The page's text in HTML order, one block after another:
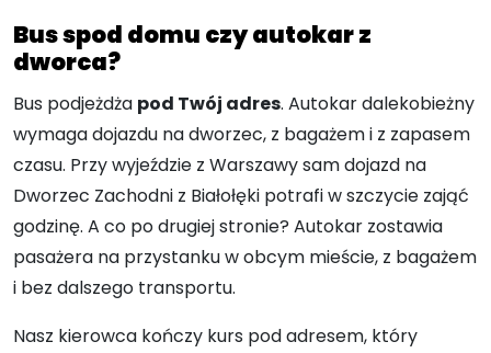
Bus spod domu czy autokar z
dworca?
Bus podjeżdża pod Twój adres. Autokar dalekobieżny
wymaga dojazdu na dworzec, z bagażem i z zapasem
czasu. Przy wyjeździe z Warszawy sam dojazd na
Dworzec Zachodni z Białołęki potrafi w szczycie zająć
godzinę. A co po drugiej stronie? Autokar zostawia
pasażera na przystanku w obcym mieście, z bagażem
i bez dalszego transportu.
Nasz kierowca kończy kurs pod adresem, który